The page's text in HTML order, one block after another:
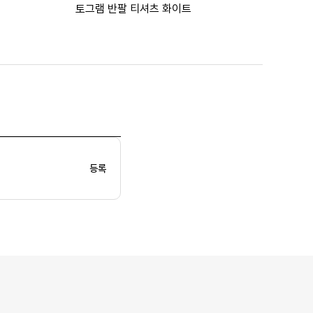
토그램 반팔 티셔츠 화이트
등록